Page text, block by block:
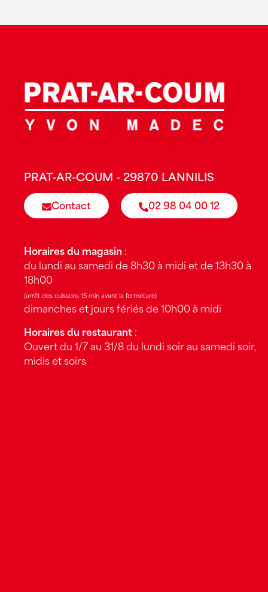
PRAT-AR-COUM - 29870 LANNILIS
Contact 02 98 04 00 12
Horaires du magasin :
du lundi au samedi de 8h30 à midi et de 13h30 à
18h00
(arrêt des cuissons 15 min avant la fermeture)
dimanches et jours fériés de 10h00 à midi
Horaires du restaurant :
Ouvert du 1/7 au 31/8 du lundi soir au samedi soir,
midis et soirs